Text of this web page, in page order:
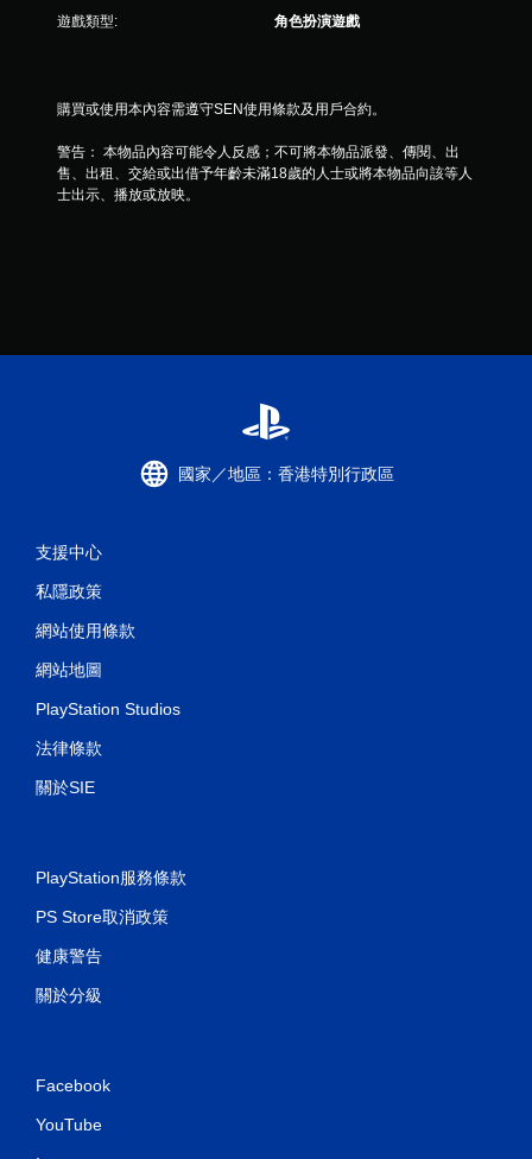
遊戲類型: 角色扮演遊戲
購買或使用本內容需遵守SEN使用條款及用戶合約。
警告： 本物品內容可能令人反感；不可將本物品派發、傳閱、出
售、出租、交給或出借予年齡未滿18歲的人士或將本物品向該等人
士出示、播放或放映。
國家／地區：香港特別行政區
支援中心
私隱政策
網站使用條款
網站地圖
PlayStation Studios
法律條款
關於SIE
PlayStation服務條款
PS Store取消政策
健康警告
關於分級
Facebook
YouTube